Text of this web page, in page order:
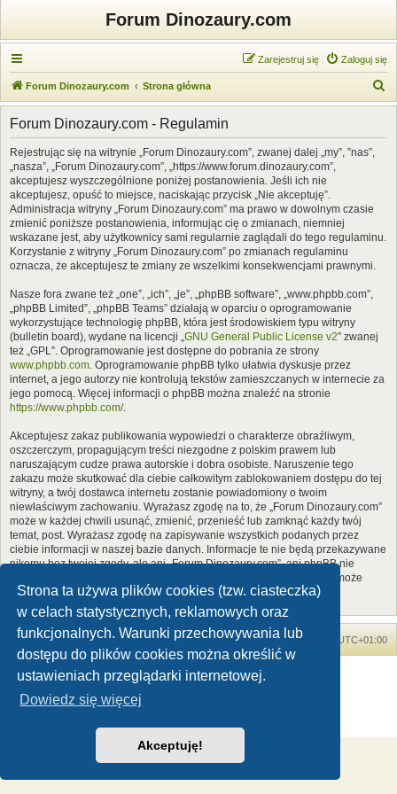
Strona ta używa plików cookies (tzw. ciasteczka)
w celach statystycznych, reklamowych oraz
funkcjonalnych. Warunki przechowywania lub
dostępu do plików cookies można określić w
ustawieniach przeglądarki internetowej.
Dowiedz się więcej
Akceptuję!
Forum Dinozaury.com
Zaloguj się
Zarejestruj się
Forum Dinozaury.com Strona główna
z
Forum Dinozaury.com - Regulamin
Rejestrując się na witrynie „Forum Dinozaury.com”, zwanej dalej „my”, ”nas”,
„nasza”, „Forum Dinozaury.com”, „https://www.forum.dinozaury.com”,
akceptujesz wyszczególnione poniżej postanowienia. Jeśli ich nie
akceptujesz, opuść to miejsce, naciskając przycisk „Nie akceptuję”.
Administracja witryny „Forum Dinozaury.com” ma prawo w dowolnym czasie
zmienić poniższe postanowienia, informując cię o zmianach, niemniej
wskazane jest, aby użytkownicy sami regularnie zaglądali do tego regulaminu.
Korzystanie z witryny „Forum Dinozaury.com” po zmianach regulaminu
oznacza, że akceptujesz te zmiany ze wszelkimi konsekwencjami prawnymi.
Nasze fora zwane też „one”, „ich”, „je”, „phpBB software”, „www.phpbb.com”,
„phpBB Limited”, „phpBB Teams” działają w oparciu o oprogramowanie
wykorzystujące technologię phpBB, która jest środowiskiem typu witryny
(bulletin board), wydane na licencji „GNU General Public License v2” zwanej
też „GPL”. Oprogramowanie jest dostępne do pobrania ze strony
www.phpbb.com. Oprogramowanie phpBB tylko ułatwia dyskusje przez
internet, a jego autorzy nie kontrolują tekstów zamieszczanych w internecie za
jego pomocą. Więcej informacji o phpBB można znaleźć na stronie
https://www.phpbb.com/.
Akceptujesz zakaz publikowania wypowiedzi o charakterze obraźliwym,
oszczerczym, propagującym treści niezgodne z polskim prawem lub
naruszającym cudze prawa autorskie i dobra osobiste. Naruszenie tego
zakazu może skutkować dla ciebie całkowitym zablokowaniem dostępu do tej
witryny, a twój dostawca internetu zostanie powiadomiony o twoim
niewłaściwym zachowaniu. Wyrażasz zgodę na to, że „Forum Dinozaury.com”
może w każdej chwili usunąć, zmienić, przenieść lub zamknąć każdy twój
temat, post. Wyrażasz zgodę na zapisywanie wszystkich podanych przez
ciebie informacji w naszej bazie danych. Informacje te nie będą przekazywane
nikomu bez twojej zgody, ale ani „Forum Dinozaury.com”, ani phpBB nie
ponosi odpowiedzialności za włamania do witryny, podczas których może
dojść do kradzieży danych.
Forum Dinozaury.com Strona główna Strefa czasowa UTC+01:00
Dinozaury.com© 2006-2020
Polski pakiet językowy dostarcza